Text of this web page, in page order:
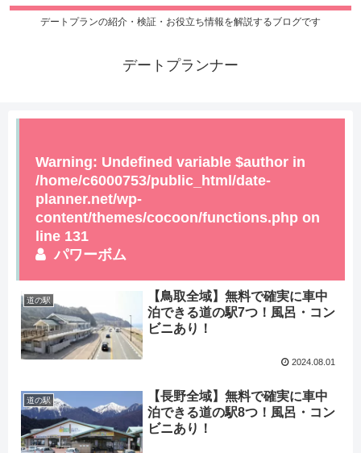
デートプランの紹介・検証・お役立ち情報を解説するブログです
デートプランナー
Warning: Undefined variable $author in
/home/c6000753/public_html/date-
planner.net/wp-
content/themes/cocoon/functions.php on
line 131
パワーボム
道の駅
【鳥取全域】無料で確実に車中
泊できる道の駅7つ！風呂・コン
ビニあり！
2024.08.01
道の駅
【長野全域】無料で確実に車中
泊できる道の駅8つ！風呂・コン
ビニあり！